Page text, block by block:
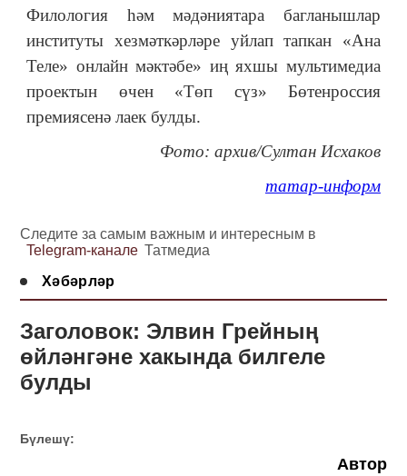
Филология һәм мәдәниятара багланышлар
институты хезмәткәрләре уйлап тапкан «Ана
Теле» онлайн мәктәбе» иң яхшы мультимедиа
проектын өчен «Төп сүз» Бөтенроссия
премиясенә лаек булды.
Фото: архив/Султан Исхаков
татар-информ
Следите за самым важным и интересным в
Telegram-канале Татмедиа
Хәбәрләр
Заголовок: Элвин Грейның
өйләнгәне хакында билгеле
булды
Бүлешү:
Автор